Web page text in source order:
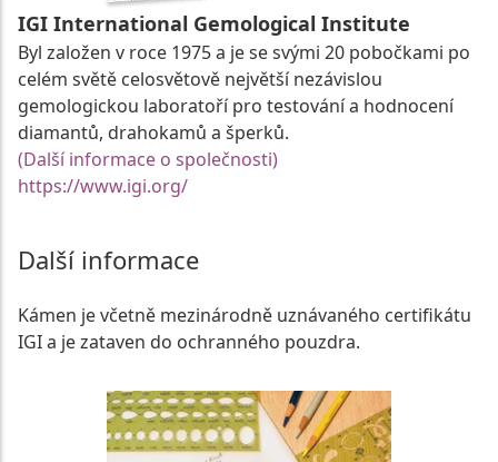
IGI International Gemological Institute
Byl založen v roce 1975 a je se svými 20 pobočkami po
celém světě celosvětově největší nezávislou
gemologickou laboratoří pro testování a hodnocení
diamantů, drahokamů a šperků.
(Další informace o společnosti)
https://www.igi.org/
Další informace
Kámen je včetně mezinárodně uznávaného certifikátu
IGI a je zataven do ochranného pouzdra.